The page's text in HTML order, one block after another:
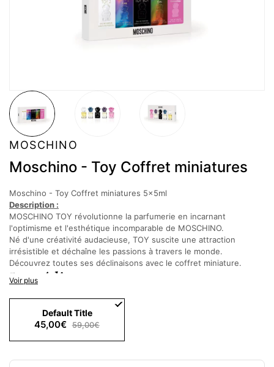
MOSCHINO
Moschino - Toy Coffret miniatures
Moschino - Toy Coffret miniatures 5x5ml
Description :
MOSCHINO TOY révolutionne la parfumerie en incarnant
l'optimisme et l'esthétique incomparable de MOSCHINO.
Né d'une créativité audacieuse, TOY suscite une attraction
irrésistible et déchaîne les passions à travers le monde.
Découvrez toutes ses déclinaisons avec le coffret miniature.
Ingrédients
Eau De Parfum Moschino Toy
Alcohol Denat., Parfum (Fragrance), Water (Aqua), Octinoxate,
Butyl Methoxydibenzoylmethane, Ethylhexyl Salicylate, Limonene,
Voir plus
Default Title
45,00€ 59,00€